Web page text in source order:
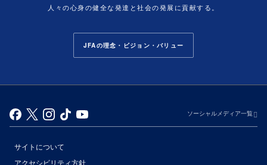
人々の心身の健全な発達と社会の発展に貢献する。
JFAの理念・ビジョン・バリュー
ソーシャルメディア一覧
サイトについて
アクセシビリティ方針